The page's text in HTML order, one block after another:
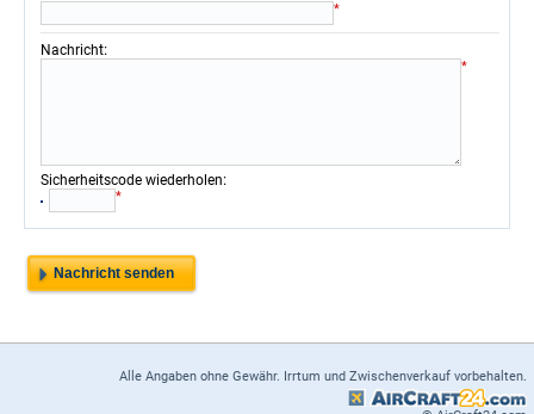
*
Nachricht:
*
Sicherheitscode wiederholen:
*
Alle Angaben ohne Gewähr. Irrtum und Zwischenverkauf vorbehalten.